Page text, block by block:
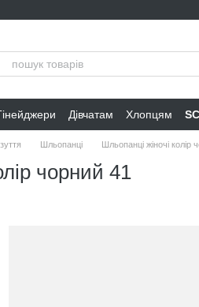
Дівчатам Хлопцям
Шльопанці Шльопанці жіночі колір
чорний 41